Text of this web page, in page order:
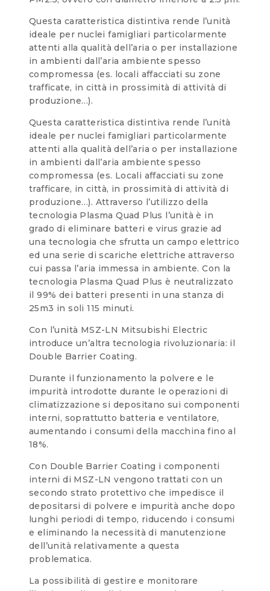
Questa caratteristica distintiva rende l’unità
ideale per nuclei famigliari particolarmente
attenti alla qualità dell’aria o per installazione
in ambienti dall’aria ambiente spesso
compromessa (es. locali affacciati su zone
trafficate, in città in prossimità di attività di
produzione…).
Questa caratteristica distintiva rende l’unità
ideale per nuclei famigliari particolarmente
attenti alla qualità dell’aria o per installazione
in ambienti dall’aria ambiente spesso
compromessa (es. Locali affacciati su zone
trafficare, in città, in prossimità di attività di
produzione…). Attraverso l’utilizzo della
tecnologia Plasma Quad Plus l’unità è in
grado di eliminare batteri e virus grazie ad
una tecnologia che sfrutta un campo elettrico
ed una serie di scariche elettriche attraverso
cui passa l’aria immessa in ambiente. Con la
tecnologia Plasma Quad Plus è neutralizzato
il 99% dei batteri presenti in una stanza di
25m3 in soli 115 minuti.
Con l’unità MSZ-LN Mitsubishi Electric
introduce un’altra tecnologia rivoluzionaria: il
Double Barrier Coating.
Durante il funzionamento la polvere e le
impurità introdotte durante le operazioni di
climatizzazione si depositano sui componenti
interni, soprattutto batteria e ventilatore,
aumentando i consumi della macchina fino al
18%.
Con Double Barrier Coating i componenti
interni di MSZ-LN vengono trattati con un
secondo strato protettivo che impedisce il
depositarsi di polvere e impurità anche dopo
lunghi periodi di tempo, riducendo i consumi
e eliminando la necessità di manutenzione
dell’unità relativamente a questa
problematica.
La possibilità di gestire e monitorare